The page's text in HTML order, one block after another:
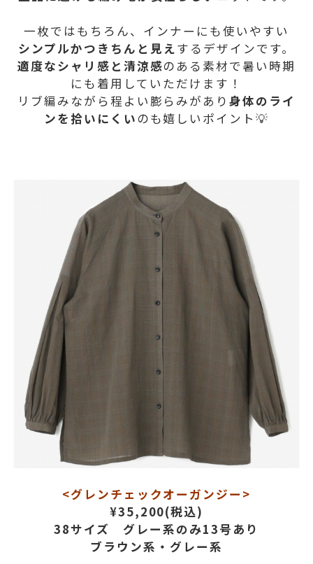
一枚ではもちろん、インナーにも使いやすい
シンプルかつきちんと見えするデザインです。
適度なシャリ感と清涼感のある素材で暑い時期
にも着用していただけます！
リブ編みながら程よい膨らみがあり身体のライ
ンを拾いにくいのも嬉しいポイント💡
<グレンチェックオーガンジー>
¥35,200(税込)
38サイズ グレー系のみ13号あり
ブラウン系・グレー系